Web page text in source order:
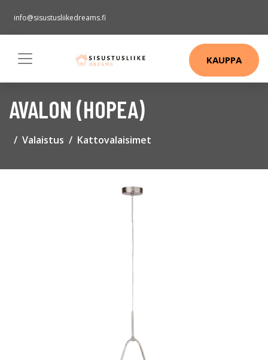
info@sisustusliikedreams.fi
KAUPPA
AVALON (HOPEA)
Valaistus Kattovalaisimet